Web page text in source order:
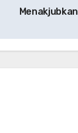
Menakjubkan